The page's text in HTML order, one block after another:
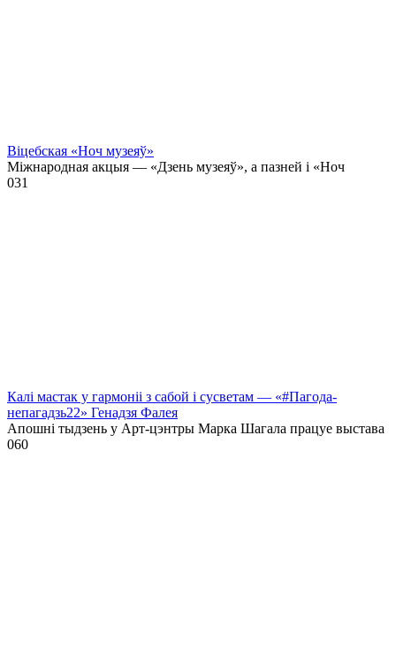
Віцебская «Ноч музеяў»
Міжнародная акцыя — «Дзень музеяў», а пазней і «Ноч
031
Калі мастак у гармоніі з сабой і сусветам — «#Пагода-
непагадзь22» Генадзя Фалея
Апошні тыдзень у Арт-цэнтры Марка Шагала працуе выстава
060